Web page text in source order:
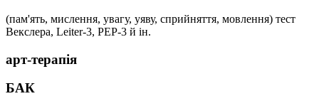
(пам'ять, мислення, увагу, уяву, сприйняття, мовлення) тест
Векслера, Leiter-3, PEP-3 й ін.
арт-терапія
БАК